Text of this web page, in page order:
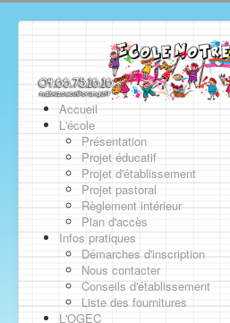
Accueil
L'école
Présentation
Projet éducatif
Projet d'établissement
Projet pastoral
Règlement intérieur
Plan d'accès
Infos pratiques
Démarches d'inscription
Nous contacter
Conseils d'établissement
Liste des fournitures
L'OGEC